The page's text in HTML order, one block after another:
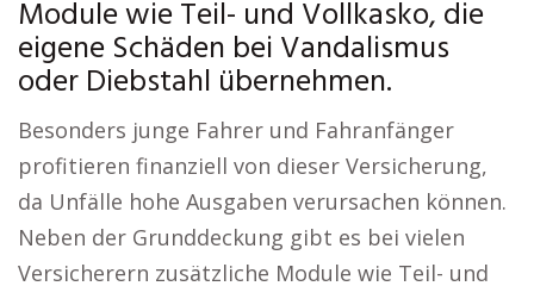
Module wie Teil- und Vollkasko, die
eigene Schäden bei Vandalismus
oder Diebstahl übernehmen.
Besonders junge Fahrer und Fahranfänger
profitieren finanziell von dieser Versicherung,
da Unfälle hohe Ausgaben verursachen können.
Neben der Grunddeckung gibt es bei vielen
Versicherern zusätzliche Module wie Teil- und